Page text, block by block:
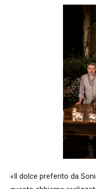
«Il dolce preferito da